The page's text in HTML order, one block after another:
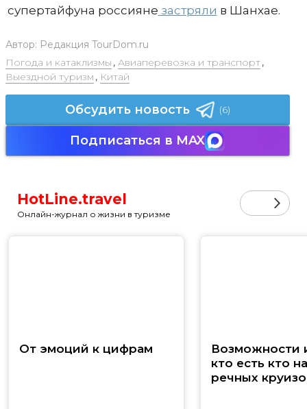
супертайфуна россияне застряли в Шанхае.
Автор: Редакция TourDom.ru
Погода и катаклизмы , Авиаперевозка и транспорт,
Выездной туризм , Китай
Обсудить новость (6)
Подписаться в MAX
HotLine.travel
Онлайн-журнал о жизни в туризме
От эмоций к цифрам
Возможности
кто есть кто
речных